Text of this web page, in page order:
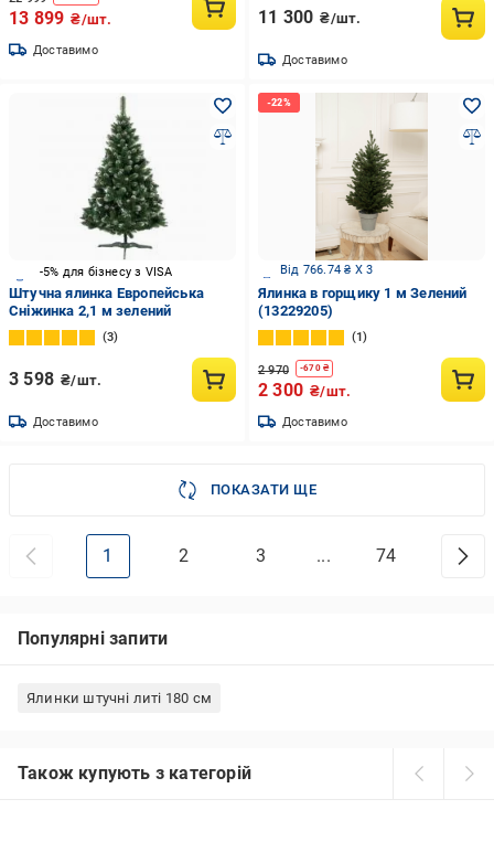
13 899 ₴/шт.
Доставимо
11 300 ₴/шт.
Доставимо
-5% для бізнесу з VISA
Штучна ялинка Европейська
Сніжинка 2,1 м зелений
3
3 598 ₴/шт.
Доставимо
Від 766.74 ₴ X 3
Ялинка в горщику 1 м Зелений
(13229205)
1
2 970 -670₴
2 300 ₴/шт.
Доставимо
ПОКАЗАТИ ЩЕ
1 2 3 ... 74
Популярні запити
Ялинки штучні литі 180 см
Також купують з категорій